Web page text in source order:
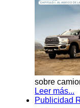
sobre
Leer más...
Publicidad